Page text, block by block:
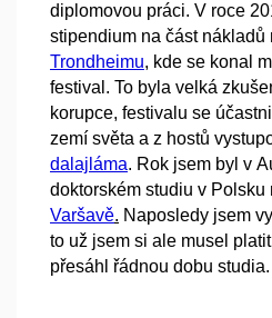
diplomovou práci. V roce
stipendium na část nákladů
Trondheimu, kde se konal
festival. To byla velká
korupce, festivalu se
zemí světa a z hostů
dalajláma. Rok jsem byl v
doktorském studiu v Polsku
Varšavě. Naposledy jsem
to už jsem si ale musel
přesáhl řádnou dobu studia.